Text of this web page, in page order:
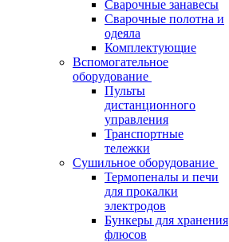
Сварочные занавесы
Сварочные полотна и
одеяла
Комплектующие
Вспомогательное
оборудование
Пульты
дистанционного
управления
Транспортные
тележки
Сушильное оборудование
Термопеналы и печи
для прокалки
электродов
Бункеры для хранения
флюсов